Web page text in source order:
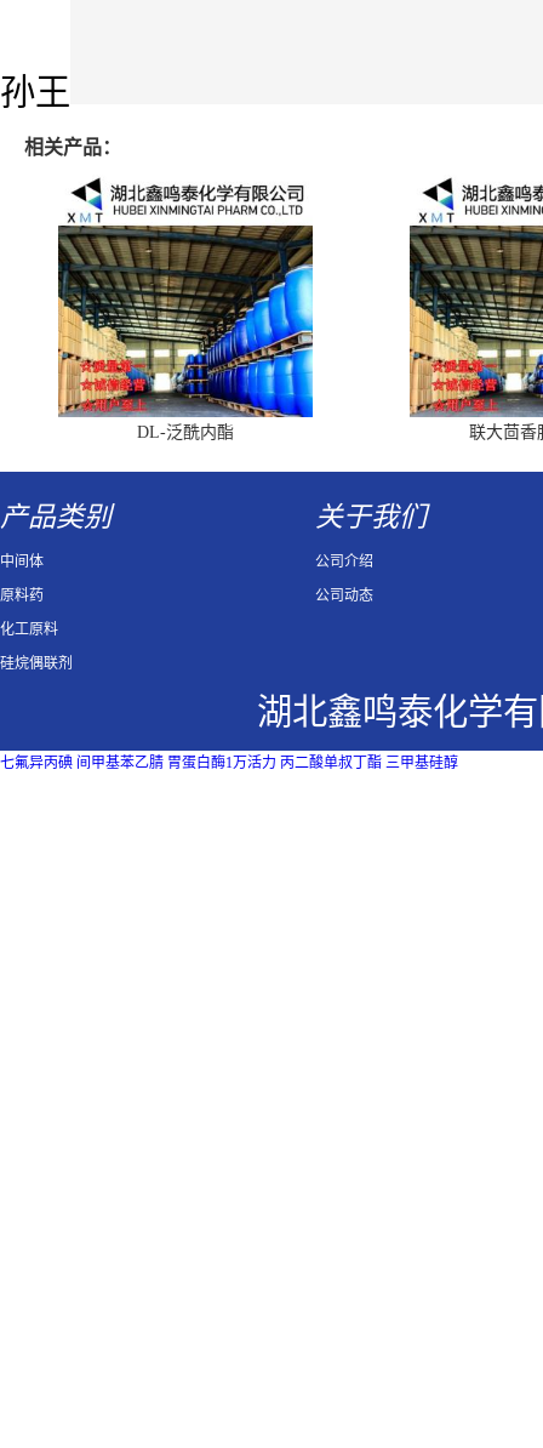
孙王
相关产品：
DL-泛酰内酯 联大茴香
产品类别
中间体
原料药
化工原料
硅烷偶联剂
关于我们
公司介绍
公司动态
湖北鑫鸣泰化学
七氟异丙碘 间甲基苯乙腈 胃蛋白酶1万活力 丙二酸单叔丁酯 三甲基硅醇